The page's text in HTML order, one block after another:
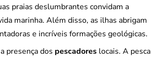
praias deslumbrantes convidam a
marinha. Além disso, as ilhas abrigam
e incríveis formações geológicas.
presença dos pescadores locais. A pesca